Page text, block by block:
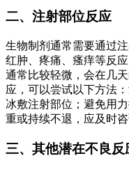
二、注射部位反应
生物制剂通常需要通过
红肿、疼痛、瘙痒等反
通常比较轻微，会在几
应，可以尝试以下方法
冰敷注射部位；避免用
重或持续不退，应及时
三、其他潜在不良反